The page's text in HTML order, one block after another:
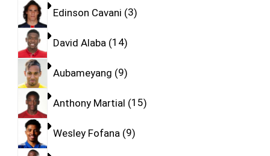
Edinson Cavani 3
David Alaba 14
Aubameyang 9
Anthony Martial 15
Wesley Fofana 9